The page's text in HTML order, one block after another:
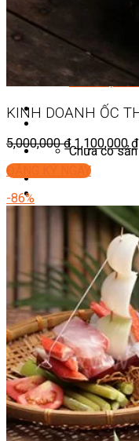
Văn Hóa
Sự Kiện
Siêu Thị
Chưa có
Giỏ hàng
Chưa có sản
KINH DOANH ỐC
5,000,000₫ 1,100,000₫
ĐĂNG KÝ NGAY
-86%